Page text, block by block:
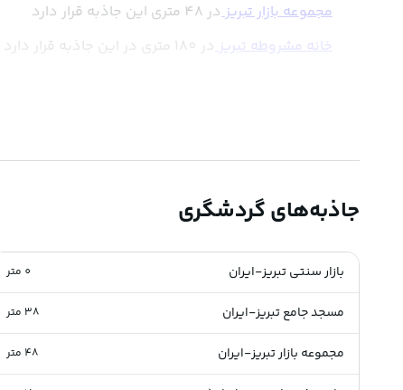
مجموعه بازار تبریز در 48 متری این جاذبه قرار دارد
خانه مشروطه تبریز در 180 متری در این جاذبه قرار دارد
جاذبه‌های گردشگری
بازار سنتی تبریز-ایران 0 متر
مسجد جامع تبریز-ایران 38 متر
مجموعه بازار تبریز-ایران 48 متر